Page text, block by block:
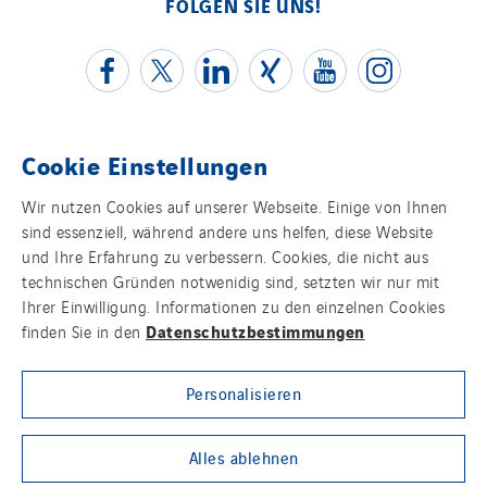
Kontakt
Impressum
Datenschutz
Cookies
Sitemap
Group websites
GT Morbihan
GT Vendée
GTIE Armorique
GTIE Rennes
GTIE Tertiaire
Guy Chatel
Hooyberghs
I.C.Entreprises
I2R
Cookie Einstellungen
Wir nutzen Cookies auf unserer Webseite. Einige von Ihnen
sind essenziell, während andere uns helfen, diese Website
und Ihre Erfahrung zu verbessern. Cookies, die nicht aus
technischen Gründen notwenidig sind, setzten wir nur mit
Ihrer Einwilligung. Informationen zu den einzelnen Cookies
finden Sie in den Datenschutzbestimmungen
Personalisieren
Alles ablehnen